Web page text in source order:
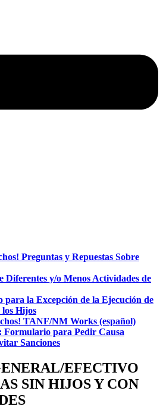
Preguntas y Repuestas Sobre
Diferentes y/o Menos Actividades de
la Excepción de la Ejecución de
Hijos
TANF/NM Works (español)
para Pedir Causa
Sanciones
EFECTIVO
SIN HIJOS Y CON